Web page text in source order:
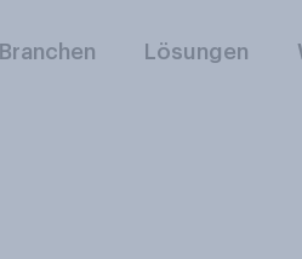
Branchen Lösungen